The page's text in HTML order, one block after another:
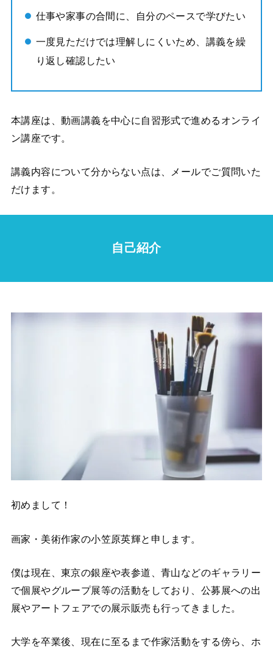
仕事や家事の合間に、自分のペースで学びたい
一度見ただけでは理解しにくいため、講義を繰
り返し確認したい
本講座は、動画講義を中心に自習形式で進めるオンライ
ン講座です。
講義内容について分からない点は、メールでご質問いた
だけます。
自己紹介
初めまして！
画家・美術作家の小笠原英輝と申します。
僕は現在、東京の銀座や表参道、青山などのギャラリー
で個展やグループ展等の活動をしており、公募展への出
展やアートフェアでの展示販売も行ってきました。
大学を卒業後、現在に至るまで作家活動をする傍ら、ホ